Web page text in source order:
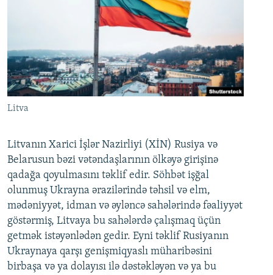
Litva
Litvanın Xarici İşlər Nazirliyi (XİN) Rusiya və
Belarusun bəzi vətəndaşlarının ölkəyə girişinə
qadağa qoyulmasını təklif edir. Söhbət işğal
olunmuş Ukrayna ərazilərində təhsil və elm,
mədəniyyət, idman və əyləncə sahələrində fəaliyyət
göstərmiş, Litvaya bu sahələrdə çalışmaq üçün
getmək istəyənlədən gedir. Eyni təklif Rusiyanın
Ukraynaya qarşı genişmiqyaslı müharibəsini
birbaşa və ya dolayısı ilə dəstəkləyən və ya bu